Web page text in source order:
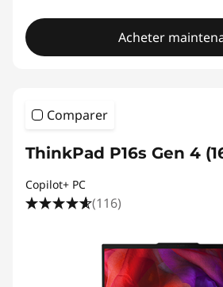
Acheter
Comparer
ThinkPad P16s Gen 4
Copilot+ PC
(116)